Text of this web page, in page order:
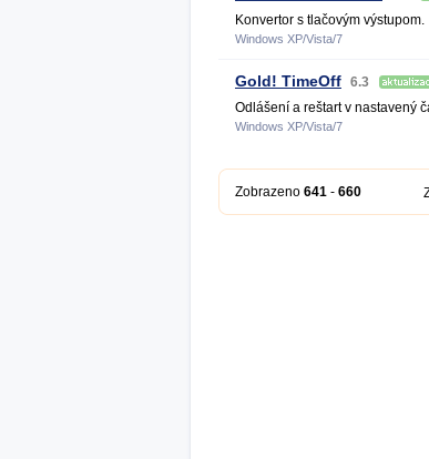
Konvertor s tlačovým výstupom.
Windows XP/Vista/7
Gold! TimeOff 6.3
Odlášení a reštart v nastavený
Windows XP/Vista/7
Zobrazeno 641 - 660